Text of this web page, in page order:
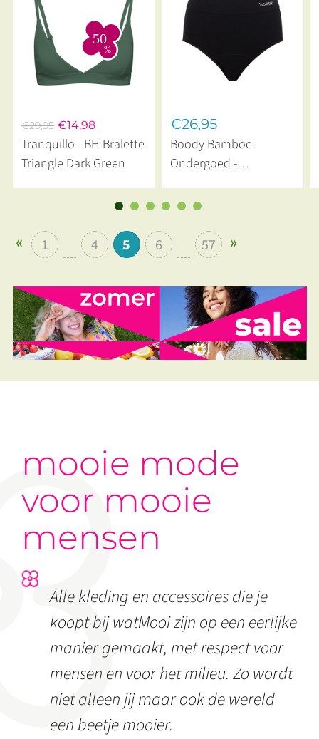
€29,95 €14,98
Tranquillo - BH Bralette
Triangle Dark Green
€26,95
Boody Bamboe
Ondergoed -
Urineverlies Heupslip
1 4 5 6 57
mooie mode
voor mooie
mensen
Alle kleding en accessoires die je
koopt bij watMooi zijn op een eerlijke
manier gemaakt, met respect voor
mensen en voor het milieu. Zo wordt
niet alleen jij maar ook de wereld
een beetje mooier.